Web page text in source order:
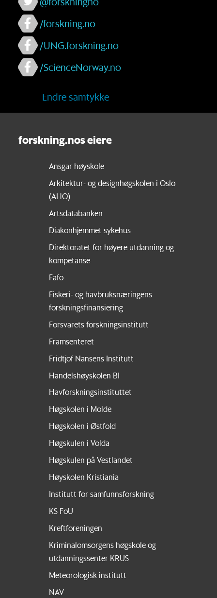
/forskning.no
/UNG.forskning.no
/ScienceNorway.no
Endre samtykke
forskning.nos eiere
Ansgar høyskole
Arkitektur- og designhøgskolen i Oslo
(AHO)
Artsdatabanken
Diakonhjemmet sykehus
Direktoratet for høyere utdanning og
kompetanse
Fafo
Fiskeri- og havbruksnæringens
forskningsfinansiering
Forsvarets forskningsinstitutt
Framsenteret
Fridtjof Nansens Institutt
Handelshøyskolen BI
Havforskningsinstituttet
Høgskolen i Molde
Høgskolen i Østfold
Høgskulen i Volda
Høgskulen på Vestlandet
Høyskolen Kristiania
Institutt for samfunnsforskning
KS FoU
Kreftforeningen
Kriminalomsorgens høgskole og
utdanningssenter KRUS
Meteorologisk institutt
NAV